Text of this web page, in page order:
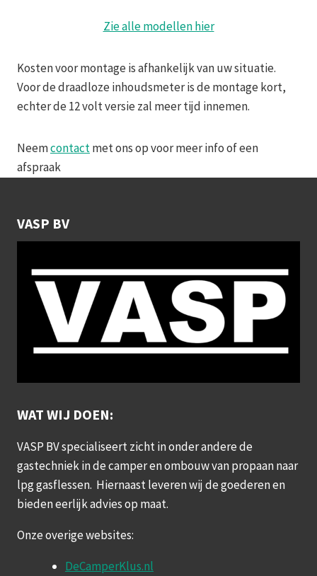
Zie alle modellen hier
Kosten voor montage is afhankelijk van uw situatie.
Voor de draadloze inhoudsmeter is de montage kort,
echter de 12 volt versie zal meer tijd innemen.
Neemcontactmet ons op voor meer info of een
afspraak
VASP BV
WAT WIJ DOEN:
VASP BV specialiseert zicht in onder andere de
gastechniek in de camper en ombouw van propaan naar
lpg gasflessen. Hiernaast leveren wij de goederen en
bieden eerlijk advies op maat.
Onze overige websites:
DeCamperKlus.nl